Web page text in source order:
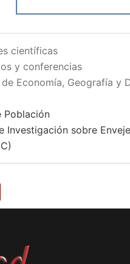
científicas
y conferencias
Economía, Geografía y
Población
Investigación sobre